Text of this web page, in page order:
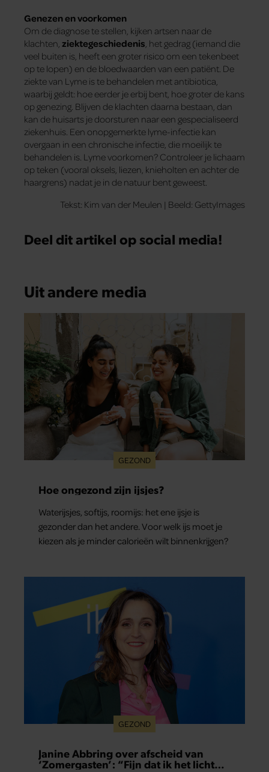
Genezen en voorkomen
Om de diagnose te stellen, kijken artsen naar de
klachten, ziektegeschiedenis, het gedrag (iemand die
veel buiten is, heeft een groter risico om een tekenbeet
op te lopen) en de bloedwaarden van een patiënt. De
ziekte van Lyme is te behandelen met antibiotica,
waarbij geldt: hoe eerder je erbij bent, hoe groter de kans
op genezing. Blijven de klachten daarna bestaan, dan
kan de huisarts je doorsturen naar een gespecialiseerd
ziekenhuis. Een onopgemerkte lyme-infectie kan
overgaan in een chronische infectie, die moeilijk te
behandelen is. Lyme voorkomen? Controleer je lichaam
op teken (vooral oksels, liezen, knieholten en achter de
haargrens) nadat je in de natuur bent geweest.
Tekst: Kim van der Meulen | Beeld: GettyImages
Deel dit artikel op social media!
Uit andere media
GEZOND
Hoe ongezond zijn ijsjes?
Waterijsjes, softijs, roomijs: het ene ijsje is
gezonder dan het andere. Voor welk ijs moet je
kiezen als je minder calorieën wilt binnenkrijgen?
GEZOND
Janine Abbring over afscheid van
‘Zomergasten’: “Fijn dat ik het licht